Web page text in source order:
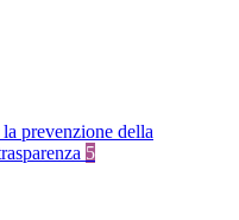
prevenzione della
5